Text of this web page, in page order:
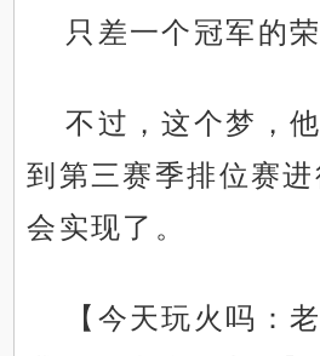
只差一个冠军的荣
不过，这个梦，
到第三赛季排位赛
会实现了。
【今天玩火吗：